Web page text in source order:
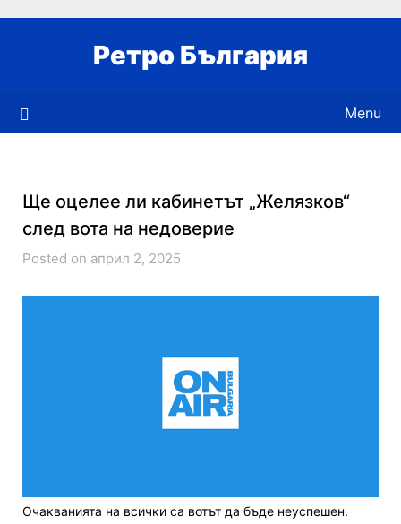
Ретро България
Menu
Ще оцелее ли кабинетът „Желязков“
след вота на недоверие
Posted on април 2, 2025
Очакванията на всички са вотът да бъде неуспешен.